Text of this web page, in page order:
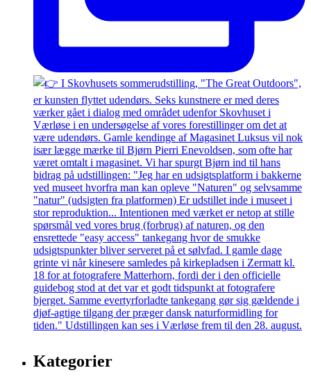
Kategorier